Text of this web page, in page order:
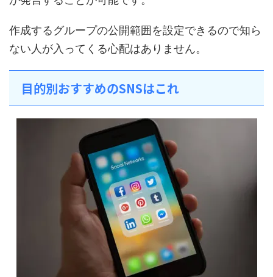
作成するグループの公開範囲を設定できるので知ら
ない人が入ってくる心配はありません。
目的別おすすめのSNSはこれ